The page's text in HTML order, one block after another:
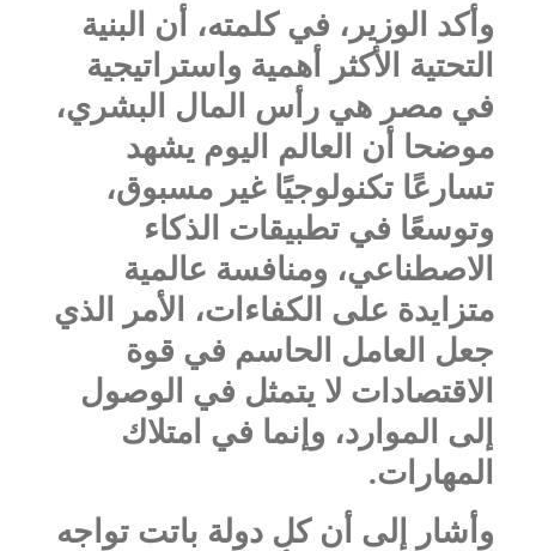
وأكد الوزير، في كلمته، أن البنية
التحتية الأكثر أهمية واستراتيجية
في مصر هي رأس المال البشري،
موضحا أن العالم اليوم يشهد
تسارعًا تكنولوجيًا غير مسبوق،
وتوسعًا في تطبيقات الذكاء
الاصطناعي، ومنافسة عالمية
متزايدة على الكفاءات، الأمر الذي
جعل العامل الحاسم في قوة
الاقتصادات لا يتمثل في الوصول
إلى الموارد، وإنما في امتلاك
المهارات.
وأشار إلى أن كل دولة باتت تواجه